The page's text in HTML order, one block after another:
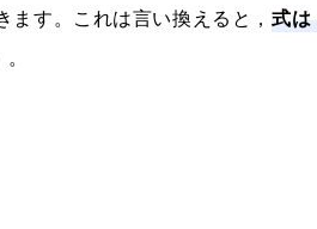
す。これは言い換えると， 式は